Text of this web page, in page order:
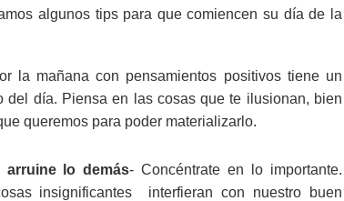
algunos tips para que comiencen su día de la
la mañana con pensamientos positivos tiene un
del día. Piensa en las cosas que te ilusionan, bien
queremos para poder materializarlo.
lo demás- Concéntrate en lo importante.
insignificantes interfieran con nuestro buen